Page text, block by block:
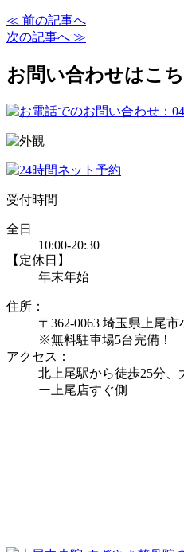
≪ 前の記事へ
次の記事へ ≫
お問い合わせはこ
受付時間
全日
10:00-20:30
【定休日】
年末年始
住所：
〒362-0063 埼玉県上尾市
※無料駐車場5台完備！
アクセス：
北上尾駅から徒歩25分
ー上尾店すぐ側